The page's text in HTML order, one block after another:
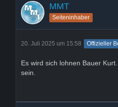
MMT
Seiteninhaber
20. Juli 2025 um 15:58 Offizieller
Es wird sich lohnen Bauer
sein.